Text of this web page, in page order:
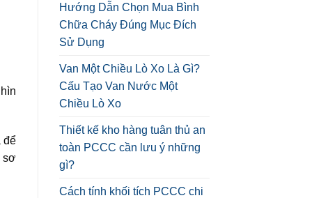
để
sơ
Hướng Dẫn Chọn Mua Bình
Chữa Cháy Đúng Mục Đích
Sử Dụng
Van Một Chiều Lò Xo Là Gì?
Cấu Tạo Van Nước Một
Chiều Lò Xo
Thiết kế kho hàng tuân thủ an
toàn PCCC cần lưu ý những
gì?
Cách tính khối tích PCCC chi